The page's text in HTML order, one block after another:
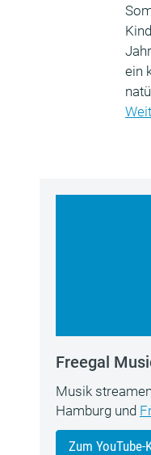
ein
Freegal
Musik
Hamburg und
Zum YouTube-